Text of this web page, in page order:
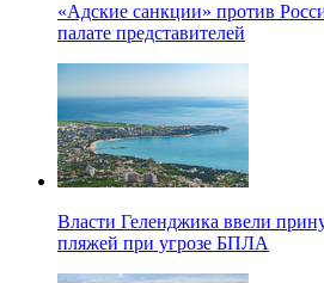
«Адские санкции» против
палате представителей
Власти Геленджика ввели
пляжей при угрозе БПЛА